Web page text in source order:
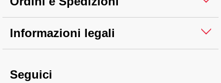
Informazioni legali
Seguici